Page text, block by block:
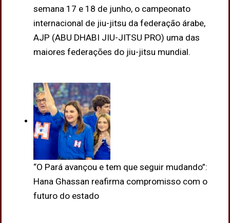
semana 17 e 18 de junho, o campeonato
internacional de jiu-jitsu da federação árabe,
AJP (ABU DHABI JIU-JITSU PRO) uma das
maiores federações do jiu-jitsu mundial.
“O Pará avançou e tem que seguir mudando”:
Hana Ghassan reafirma compromisso com o
futuro do estado